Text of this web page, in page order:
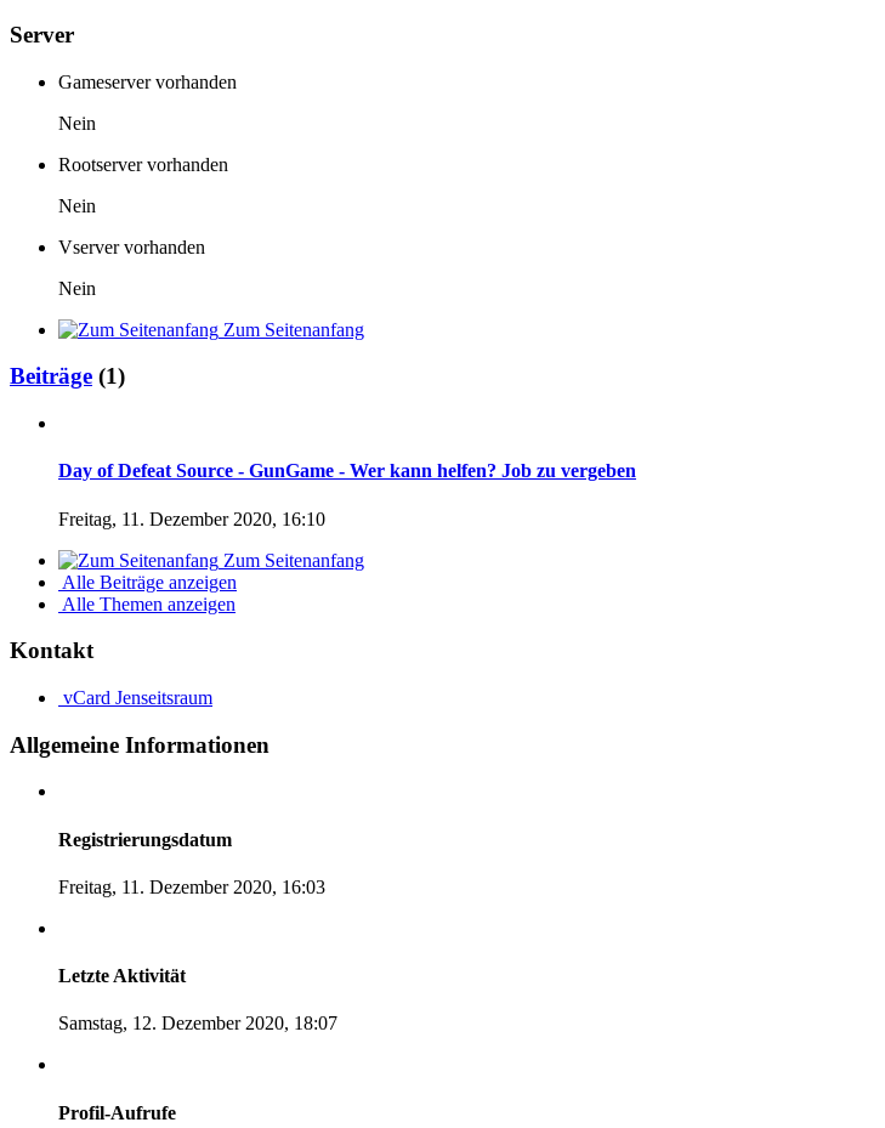
Server
Gameserver vorhanden
Nein
Rootserver vorhanden
Nein
Vserver vorhanden
Nein
Zum Seitenanfang
Beiträge (1)
Day of Defeat Source - GunGame - Wer kann helfen? Job zu vergeben
Freitag, 11. Dezember 2020, 16:10
Zum Seitenanfang
Alle Beiträge anzeigen
Alle Themen anzeigen
Kontakt
vCard Jenseitsraum
Allgemeine Informationen
Registrierungsdatum
Freitag, 11. Dezember 2020, 16:03
Letzte Aktivität
Samstag, 12. Dezember 2020, 18:07
Profil-Aufrufe